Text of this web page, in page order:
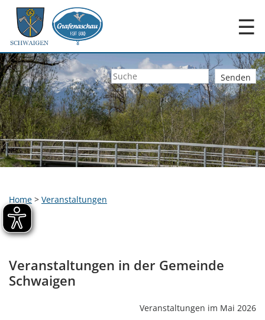
☰
Home > Veranstaltungen
Veranstaltungen in der Gemeinde
Schwaigen
Veranstaltungen im Mai 2026